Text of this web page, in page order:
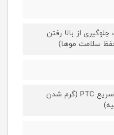
از بالا رفتن
سلامت موها)
دارای سیستم گرمایشی سریع PTC (گرم شدن